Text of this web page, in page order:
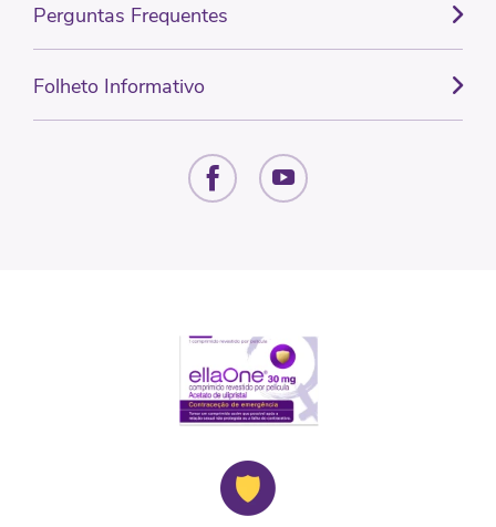
Perguntas Frequentes
Folheto Informativo